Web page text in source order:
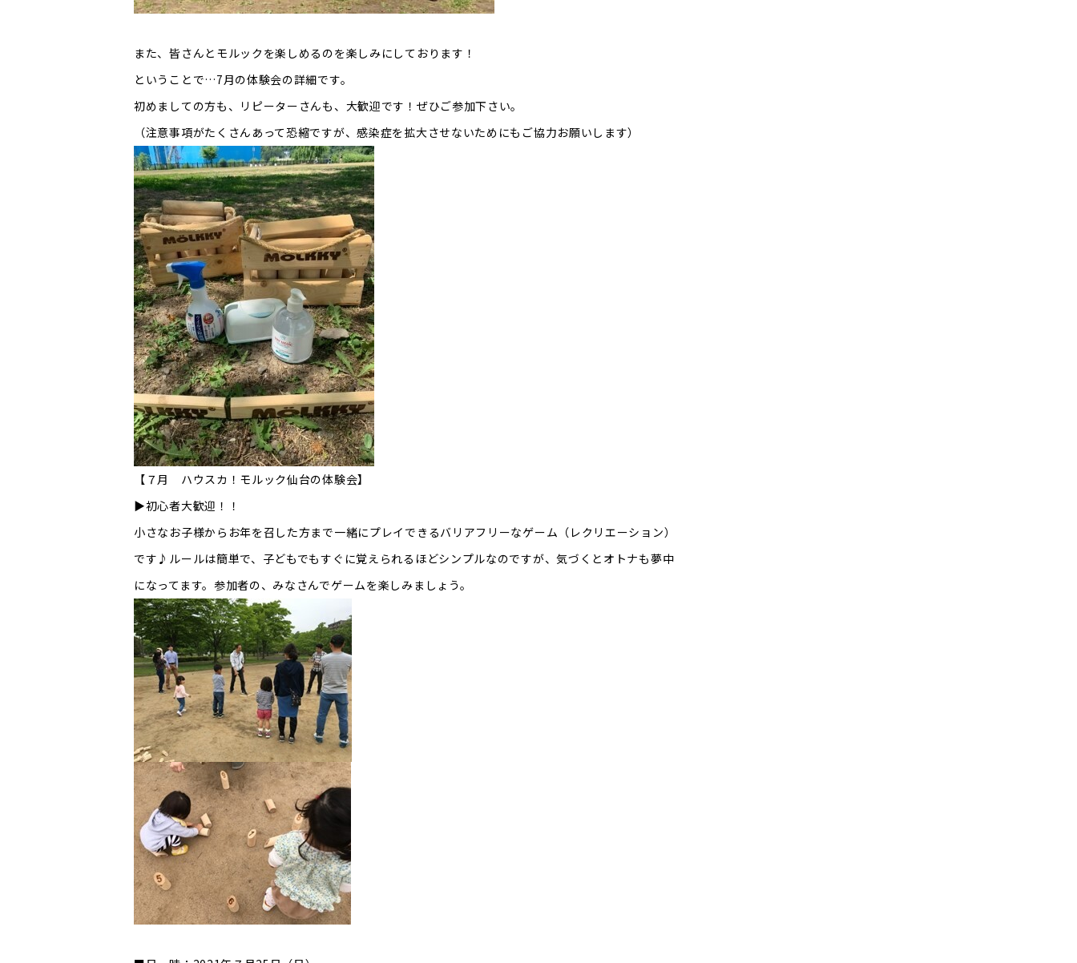
また、皆さんとモルックを楽しめるのを楽しみにしております！
ということで…7月の体験会の詳細です。
初めましての方も、リピーターさんも、大歓迎です！ぜひご参加下さい。
（注意事項がたくさんあって恐縮ですが、感染症を拡大させないためにもご協力お願いします）
【７月 ハウスカ！モルック仙台の体験会】
▶初心者大歓迎！！
小さなお子様からお年を召した方まで一緒にプレイできるバリアフリーなゲーム（レクリエーション）
です♪ルールは簡単で、子どもでもすぐに覚えられるほどシンプルなのですが、気づくとオトナも夢中
になってます。参加者の、みなさんでゲームを楽しみましょう。